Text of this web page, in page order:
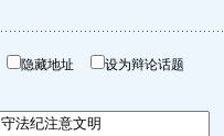
隐藏地址 设为辩论话题